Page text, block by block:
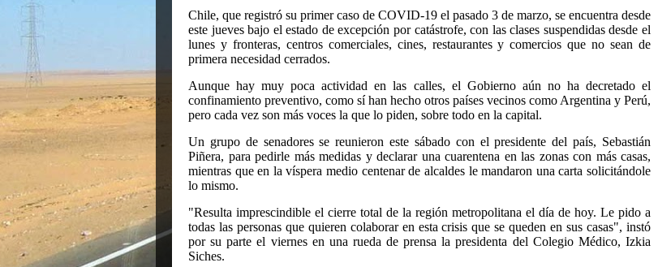
Chile, que registró su primer caso de COVID-19 el pasado 3 de marzo, se encuentra desde
este jueves bajo el estado de excepción por catástrofe, con las clases suspendidas desde el
lunes y fronteras, centros comerciales, cines, restaurantes y comercios que no sean de
primera necesidad cerrados.
Aunque hay muy poca actividad en las calles, el Gobierno aún no ha decretado el
confinamiento preventivo, como sí han hecho otros países vecinos como Argentina y Perú,
pero cada vez son más voces la que lo piden, sobre todo en la capital.
Un grupo de senadores se reunieron este sábado con el presidente del país, Sebastián
Piñera, para pedirle más medidas y declarar una cuarentena en las zonas con más casas,
mientras que en la víspera medio centenar de alcaldes le mandaron una carta solicitándole
lo mismo.
"Resulta imprescindible el cierre total de la región metropolitana el día de hoy. Le pido a
todas las personas que quieren colaborar en esta crisis que se queden en sus casas", instó
por su parte el viernes en una rueda de prensa la presidenta del Colegio Médico, Izkia
Siches.